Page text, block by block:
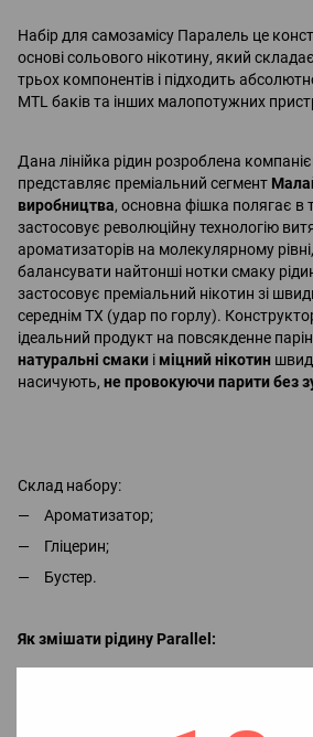
Набір для самозамісу Паралель це
основі сольового нікотину, який
трьох компонентів і підходить
MTL баків та інших малопотужних
Дана лінійка рідин розроблена
представляє преміальний сегмент
виробництва, основна фішка полягає
застосовує революційну технологію
ароматизаторів на молекулярному
балансувати найтонші нотки смаку
застосовує преміальний нікотин зі
середнім ТХ (удар по горлу).
ідеальний продукт на повсякденне
натуральні смаки і міцний нікотин
насичують, не провокуючи парити без
Склад набору:
Ароматизатор;
Гліцерин;
Бустер.
Як змішати рідину Parallel: